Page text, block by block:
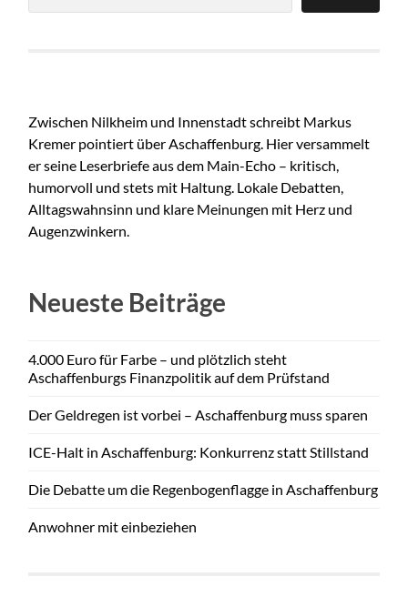
Zwischen Nilkheim und Innenstadt schreibt Markus
Kremer pointiert über Aschaffenburg. Hier versammelt
er seine Leserbriefe aus dem Main-Echo – kritisch,
humorvoll und stets mit Haltung. Lokale Debatten,
Alltagswahnsinn und klare Meinungen mit Herz und
Augenzwinkern.
Neueste Beiträge
4.000 Euro für Farbe – und plötzlich steht
Aschaffenburgs Finanzpolitik auf dem Prüfstand
Der Geldregen ist vorbei – Aschaffenburg muss sparen
ICE-Halt in Aschaffenburg: Konkurrenz statt Stillstand
Die Debatte um die Regenbogenflagge in Aschaffenburg
Anwohner mit einbeziehen